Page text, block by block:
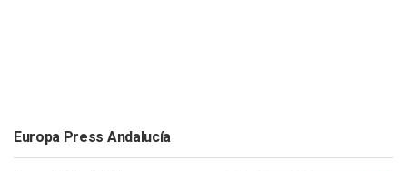
Europa Press Andalucía